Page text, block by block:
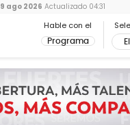
Hable con el
Programa
ago 2026 Actualizado 04:31